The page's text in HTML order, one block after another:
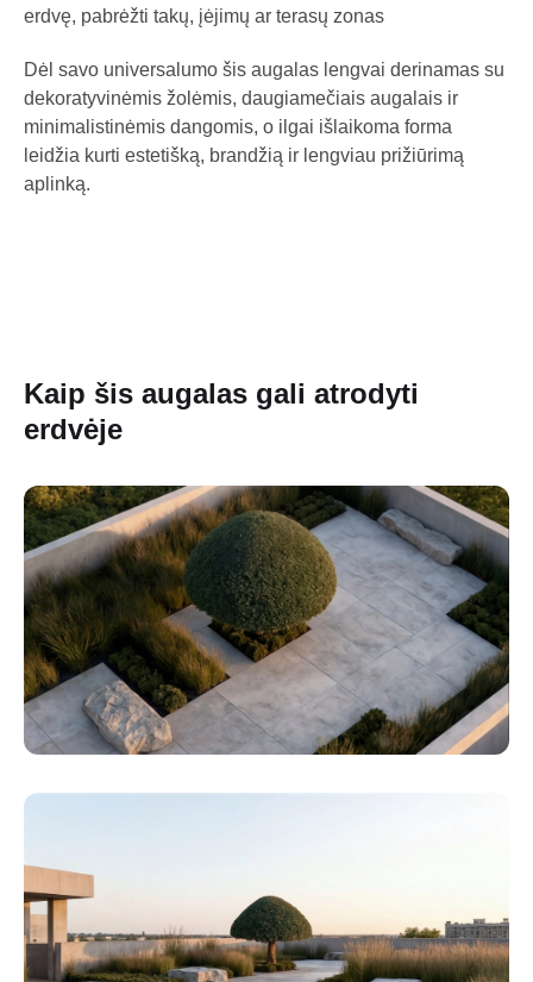
erdvę, pabrėžti takų, įėjimų ar terasų zonas
Dėl savo universalumo šis augalas lengvai derinamas su
dekoratyvinėmis žolėmis, daugiamečiais augalais ir
minimalistinėmis dangomis, o ilgai išlaikoma forma
leidžia kurti estetišką, brandžią ir lengviau prižiūrimą
aplinką.
Kaip šis augalas gali atrodyti
erdvėje